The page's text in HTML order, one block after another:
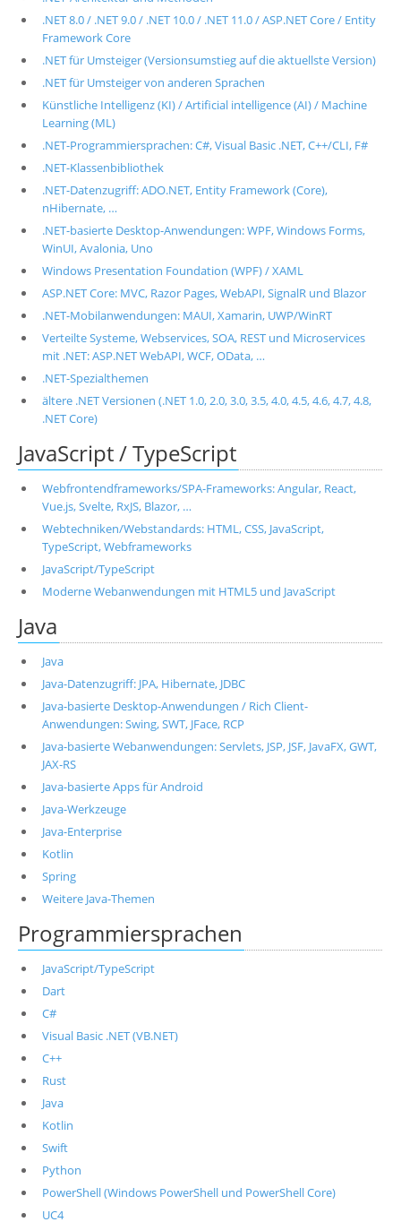
.NET 8.0 / .NET 9.0 / .NET 10.0 / .NET 11.0 / ASP.NET Core / Entity
Framework Core
.NET für Umsteiger (Versionsumstieg auf die aktuellste Version)
.NET für Umsteiger von anderen Sprachen
Künstliche Intelligenz (KI) / Artificial intelligence (AI) / Machine
Learning (ML)
.NET-Programmiersprachen: C#, Visual Basic .NET, C++/CLI, F#
.NET-Klassenbibliothek
.NET-Datenzugriff: ADO.NET, Entity Framework (Core),
nHibernate, …
.NET-basierte Desktop-Anwendungen: WPF, Windows Forms,
WinUI, Avalonia, Uno
Windows Presentation Foundation (WPF) / XAML
ASP.NET Core: MVC, Razor Pages, WebAPI, SignalR und Blazor
.NET-Mobilanwendungen: MAUI, Xamarin, UWP/WinRT
Verteilte Systeme, Webservices, SOA, REST und Microservices
mit .NET: ASP.NET WebAPI, WCF, OData, …
.NET-Spezialthemen
ältere .NET Versionen (.NET 1.0, 2.0, 3.0, 3.5, 4.0, 4.5, 4.6, 4.7, 4.8,
.NET Core)
JavaScript / TypeScript
Webfrontendframeworks/SPA-Frameworks: Angular, React,
Vue.js, Svelte, RxJS, Blazor, …
Webtechniken/Webstandards: HTML, CSS, JavaScript,
TypeScript, Webframeworks
JavaScript/TypeScript
Moderne Webanwendungen mit HTML5 und JavaScript
Java
Java
Java-Datenzugriff: JPA, Hibernate, JDBC
Java-basierte Desktop-Anwendungen / Rich Client-
Anwendungen: Swing, SWT, JFace, RCP
Java-basierte Webanwendungen: Servlets, JSP, JSF, JavaFX, GWT,
JAX-RS
Java-basierte Apps für Android
Java-Werkzeuge
Java-Enterprise
Kotlin
Spring
Weitere Java-Themen
Programmiersprachen
JavaScript/TypeScript
Dart
C#
Visual Basic .NET (VB.NET)
C++
Rust
Java
Kotlin
Swift
Python
PowerShell (Windows PowerShell und PowerShell Core)
UC4